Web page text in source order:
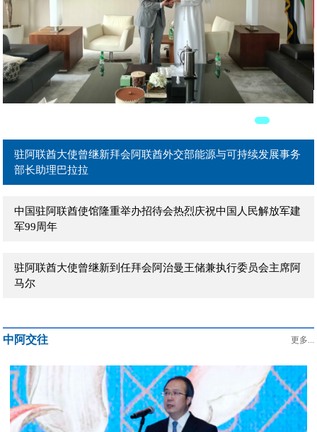
驻阿联酋大使曾继新在阿主流媒体发表署名文章《团结是强国
之本》
驻阿联酋大使曾继新拜会阿联酋外贸部长宰尤迪
驻阿联酋大使曾继新拜会阿联酋外交部能源与可持续发展事务
部长助理巴拉拉
中国驻阿联酋使馆隆重举办招待会热烈庆祝中国人民解放军建
军99周年
驻阿联酋大使曾继新到任拜会阿治曼王储兼执行委员会主席阿
马尔
默德
中阿交往 更多...